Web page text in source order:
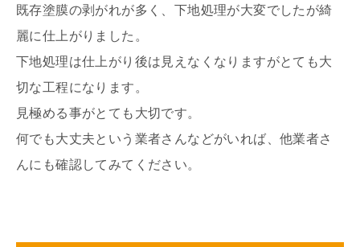
既存塗膜の剥がれが多く、下地処理が大変でしたが綺
麗に仕上がりました。
下地処理は仕上がり後は見えなくなりますがとても大
切な工程になります。
見極める事がとても大切です。
何でも大丈夫という業者さんなどがいれば、他業者さ
んにも確認してみてください。